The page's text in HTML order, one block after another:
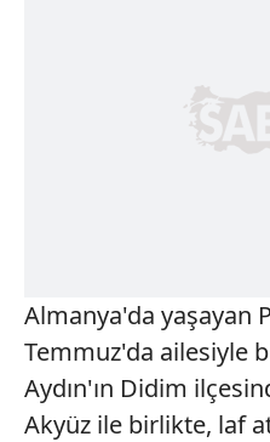
Almanya'da yaşayan
Temmuz'da ailesiyle
Aydın'ın Didim
Akyüz ile birlikte, laf